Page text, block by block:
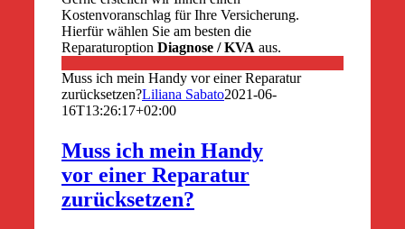
Kostenvoranschlag für Ihre Versicherung.
Hierfür wählen Sie am besten die
Reparaturoption Diagnose / KVA aus.
Muss ich mein Handy vor einer Reparatur
zurücksetzen?Liliana Sabato2021-06-
16T13:26:17+02:00
Muss ich mein Handy
vor einer Reparatur
zurücksetzen?